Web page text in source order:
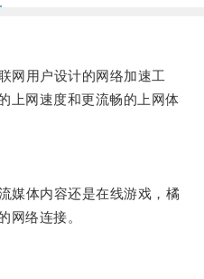
用户设计的网络加速工
上网速度和更流畅的上网体
体内容还是在线游戏，橘
网络连接。